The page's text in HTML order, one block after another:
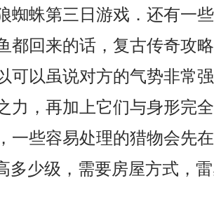
蜘蛛第三日游戏．还有一
都回来的话，复古传奇攻
可以虽说对方的气势非常
力，再加上它们与身形完
一些容易处理的猎物会先
多少级，需要房屋方式，